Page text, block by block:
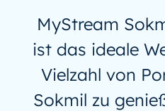
MyStream
ist das ideale
Vielzahl von
Sokmil zu